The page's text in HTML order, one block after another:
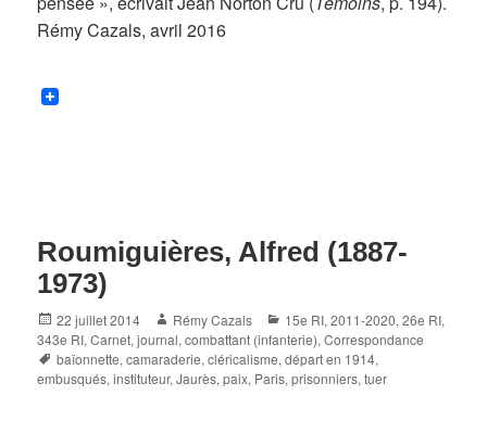
Rémy Cazals, avril 2016
Roumiguières, Alfred (1887-
1973)
Posted
on
22 juillet 2014 Author
Rémy Cazals Categories
15e RI,2011-2020,26e RI,
343e RI,Carnet, journal,combattant (infanterie),Correspondance
Tags
baïonnette,camaraderie,cléricalisme,départ en 1914,
embusqués,instituteur,Jaurès,paix, Paris,prisonniers,tuer